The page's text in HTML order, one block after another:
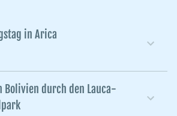
in Arica
Bolivien durch den Lauca-